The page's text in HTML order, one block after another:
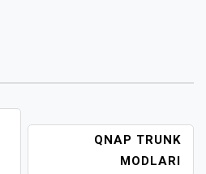
QNAP TRUNK
MODLARI